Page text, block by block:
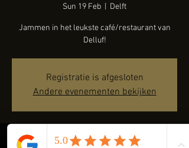
Sun 19 Feb Delft
Jammen in het leukste café/restaurant van
Delluf!
Registratie is afgesloten
Andere evenementen bekijken
Time & Location